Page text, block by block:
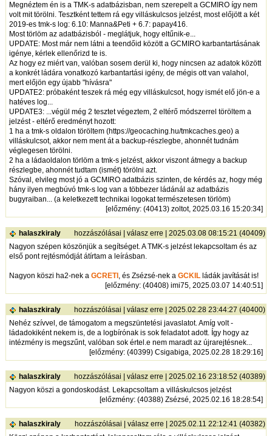
Megnéztem én is a TMK-s adatbázisban, nem szerepelt a GCMIRO így nem
volt mit törölni. Tesztként tettem rá egy villáskulcsos jelzést, most előjött a két
2019-es tmk-s log: 6.10: Manna&Peti + 6.7: papay416.
Most törlöm az adatbázisból - meglátjuk, hogy eltűnik-e...
UPDATE: Most már nem látni a teendőid között a GCMIRO karbantartásának
igénye, kérlek ellenőrizd te is.
Az hogy ez miért van, valóban sosem derül ki, hogy nincsen az adatok között
a konkrét ládára vonatkozó karbantartási igény, de mégis ott van valahol,
mert előjön egy újabb "hívásra"
UPDATE2: próbaként teszek rá még egy villáskulcsot, hogy ismét elő jön-e a
hatéves log...
UPDATE3: ...végül még 2 tesztet végeztem, 2 eltérő módszerrel töröltem a
jelzést - eltérő eredményt hozott:
1 ha a tmk-s oldalon töröltem (https://geocaching.hu/tmkcaches.geo) a
villáskulcsot, akkor nem ment át a backup-részlegbe, ahonnét tudnám
véglegesen törölni.
2 ha a ládaoldalon törlöm a tmk-s jelzést, akkor viszont átmegy a backup
részlegbe, ahonnét tudtam (ismét) törölni azt.
Szóval, elvileg most jó a GCMIRO adatbázis szinten, de kérdés az, hogy még
hány ilyen megbúvó tmk-s log van a többezer ládánál az adatbázis
bugyraiban... (a keletkezett technikai logokat természetesen törlöm)
[előzmény: (40413) zoltot, 2025.03.16 15:20:34]
halaszkiraly hozzászólásai |válasz erre | 2025.03.08 08:15:21 (40409)
Nagyon szépen köszönjük a segítséget. A TMK-s jelzést lekapcsoltam és az
első pont rejtésmódját átírtam a leírásban.
Nagyon köszi ha2-nek aGCRETI , és Zsézsé-nek aGCKIL ládák javítását is!
[előzmény: (40408) imi75, 2025.03.07 14:40:51]
halaszkiraly hozzászólásai |válasz erre | 2025.02.28 23:44:27 (40400)
Nehéz szívvel, de támogatom a megszüntetési javaslatot. Amíg volt -
ládadokiként nekem is, de a logbírónak is sok feladatot adott. Így hogy az
intézmény is megszűnt, valóban sok értel.e nem maradt az újrarejtésnek...
[előzmény: (40399) Csigabiga, 2025.02.28 18:29:16]
halaszkiraly hozzászólásai |válasz erre | 2025.02.16 23:18:52 (40389)
Nagyon köszi a gondoskodást. Lekapcsoltam a villáskulcsos jelzést
[előzmény: (40388) Zsézsé, 2025.02.16 18:28:54]
halaszkiraly hozzászólásai |válasz erre | 2025.02.11 22:12:41 (40382)